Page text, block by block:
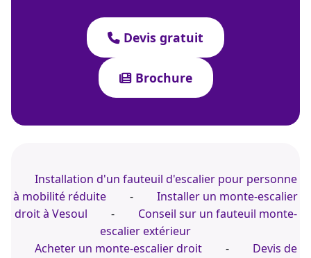
Devis gratuit
Brochure
Installation d'un fauteuil d'escalier pour personne
à mobilité réduite
-
Installer un monte-escalier
droit à Vesoul
-
Conseil sur un fauteuil monte-
escalier extérieur
Acheter un monte-escalier droit
- Devis de